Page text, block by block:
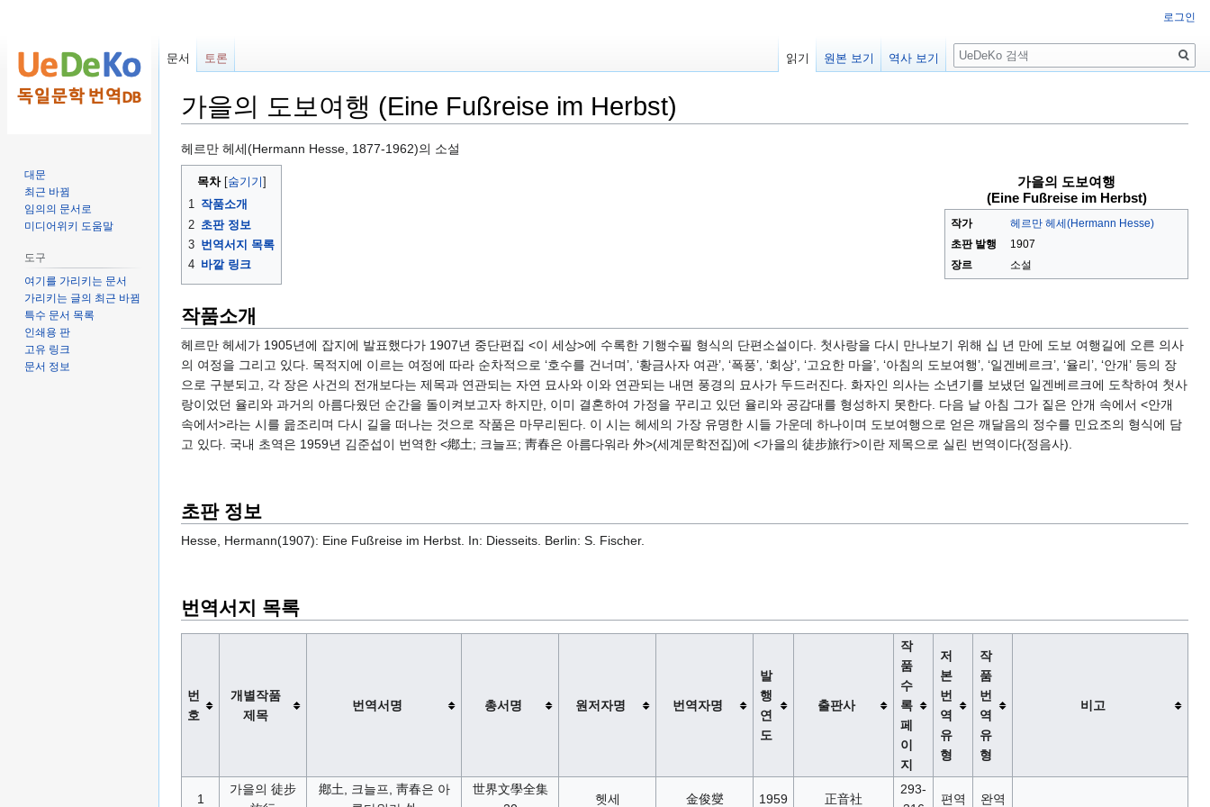
가을의 도보여행 (Eine Fußreise im Herbst)
둘
러
기
로
가
기
검
색
러
가
기
헤르만 헤세(Hermann Hesse, 1877-1962)의 소설
가을의 도보여행
(Eine Fußreise im Herbst)
작가
헤르만 헤세(Hermann Hesse)
초판 발행
1907
장르
소설
목차
1 작품소개
2 초판 정보
3 번역서지 목록
4 바깥 링크
작품소개
헤르만 헤세가 1905년에 잡지에 발표했다가 1907년 중단편집 <이 세상>에 수록한 기행수필 형식의 단편소설이다. 첫사랑을 다시 만나보기 위해 십 년 만에 도보 여행길에 오른 의사
의 여정을 그리고 있다. 목적지에 이르는 여정에 따라 순차적으로 ‘호수를 건너며’, ‘황금사자 여관’, ‘폭풍’, ‘회상’, ‘고요한 마을’, ‘아침의 도보여행’, ‘일겐베르크’, ‘율리’, ‘안개’ 등의 장
으로 구분되고, 각 장은 사건의 전개보다는 제목과 연관되는 자연 묘사와 이와 연관되는 내면 풍경의 묘사가 두드러진다. 화자인 의사는 소년기를 보냈던 일겐베르크에 도착하여 첫사
랑이었던 율리와 과거의 아름다웠던 순간을 돌이켜보고자 하지만, 이미 결혼하여 가정을 꾸리고 있던 율리와 공감대를 형성하지 못한다. 다음 날 아침 그가 짙은 안개 속에서 <안개
속에서>라는 시를 읊조리며 다시 길을 떠나는 것으로 작품은 마무리된다. 이 시는 헤세의 가장 유명한 시들 가운데 하나이며 도보여행으로 얻은 깨달음의 정수를 민요조의 형식에 담
고 있다. 국내 초역은 1959년 김준섭이 번역한 <鄕土; 크늘프; 靑春은 아름다워라 外>(세계문학전집)에 <가을의 徒步旅行>이란 제목으로 실린 번역이다(정음사).
초판 정보
Hesse, Hermann(1907): Eine Fußreise im Herbst. In: Diesseits. Berlin: S. Fischer.
번역서지 목록
번
호
개별작품
제목
번역서명 총서명 원저자명 번역자명
발
행
연
도
출판사
작
품
수
록
페
이
지
저
본
번
역
유
형
작
품
번
역
유
형
비고
1
가을의 徒步
鄕土, 크늘프, 靑春은 아
世界文學全集
헷세 金俊燮 1959 正音社
293-
편역 완역
로그인
문서 토론 읽기 원본 보기 역사 보기
검
색
대문
최근 바뀜
임의의 문서로
미디어위키 도움말
도구
여기를 가리키는 문서
가리키는 글의 최근 바뀜
특수 문서 목록
인쇄용 판
고유 링크
문서 정보